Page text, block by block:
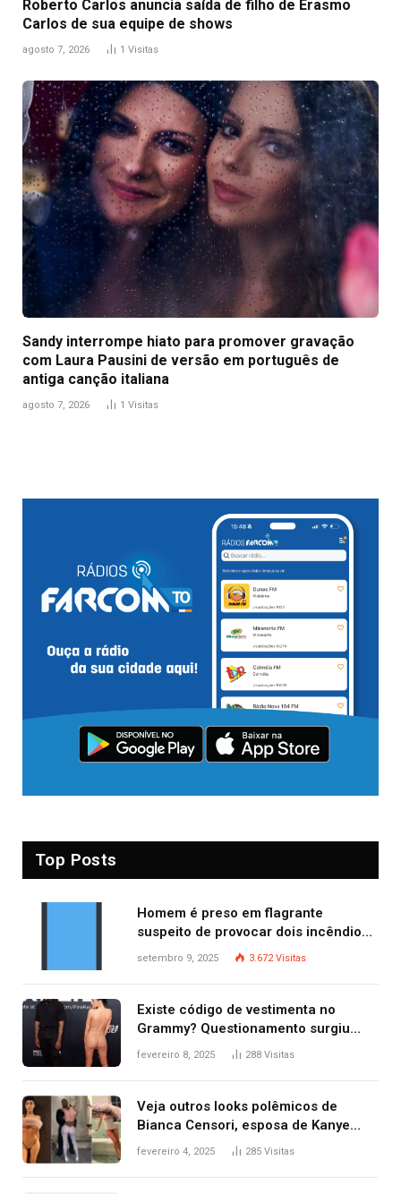
Roberto Carlos anuncia saída de filho de Erasmo
Carlos de sua equipe de shows
agosto 7, 2026 1 Visitas
Sandy interrompe hiato para promover gravação
com Laura Pausini de versão em português de
antiga canção italiana
agosto 7, 2026 1 Visitas
Top Posts
Homem é preso em flagrante
suspeito de provocar dois incêndios
criminosos no mesmo dia
setembro 9, 2025 3.672Visitas
Existe código de vestimenta no
Grammy? Questionamento surgiu
após Bianca Censori, mulher de
fevereiro 8, 2025 288 Visitas
Veja outros looks polêmicos de
Bianca Censori, esposa de Kanye
West que apareceu nua no Grammy
fevereiro 4, 2025 285 Visitas